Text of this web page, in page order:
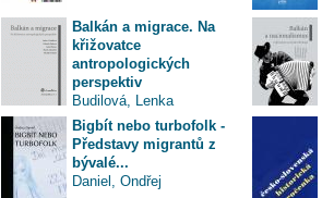
Balkán a migrace. Na
křižovatce
antropologických
perspektiv
Budilová, Lenka
Bigbít nebo turbofolk -
Představy migrantů z
bývalé...
Daniel, Ondřej